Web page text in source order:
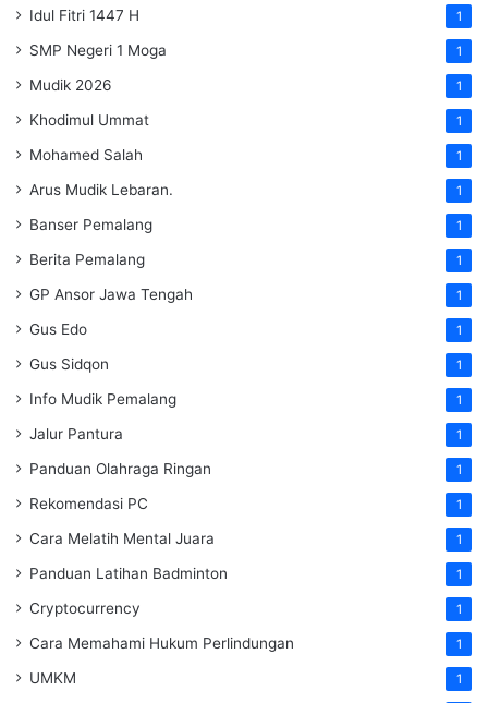
Idul Fitri 1447 H 1
SMP Negeri 1 Moga 1
Mudik 2026 1
Khodimul Ummat 1
Mohamed Salah 1
Arus Mudik Lebaran. 1
Banser Pemalang 1
Berita Pemalang 1
GP Ansor Jawa Tengah 1
Gus Edo 1
Gus Sidqon 1
Info Mudik Pemalang 1
Jalur Pantura 1
Panduan Olahraga Ringan 1
Rekomendasi PC 1
Cara Melatih Mental Juara 1
Panduan Latihan Badminton 1
Cryptocurrency 1
Cara Memahami Hukum Perlindungan 1
UMKM 1